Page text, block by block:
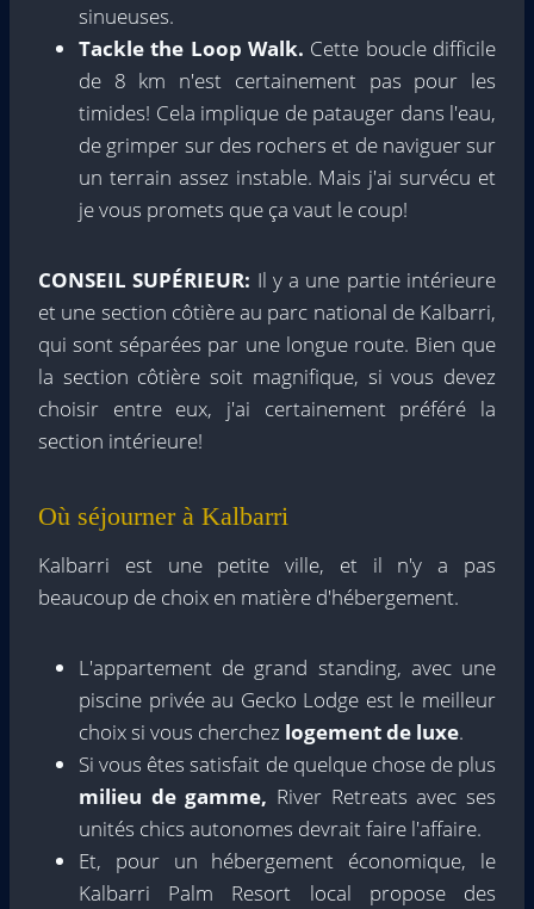
sinueuses.
Tackle the Loop Walk. Cette boucle difficile
de 8 km n'est certainement pas pour les
timides! Cela implique de patauger dans l'eau,
de grimper sur des rochers et de naviguer sur
un terrain assez instable. Mais j'ai survécu et
je vous promets que ça vaut le coup!
CONSEIL SUPÉRIEUR: Il y a une partie intérieure
et une section côtière au parc national de Kalbarri,
qui sont séparées par une longue route. Bien que
la section côtière soit magnifique, si vous devez
choisir entre eux, j'ai certainement préféré la
section intérieure!
Où séjourner à Kalbarri
Kalbarri est une petite ville, et il n'y a pas
beaucoup de choix en matière d'hébergement.
L'appartement de grand standing, avec une
piscine privée au Gecko Lodge est le meilleur
choix si vous cherchez logement de luxe.
Si vous êtes satisfait de quelque chose de plus
milieu de gamme, River Retreats avec ses
unités chics autonomes devrait faire l'affaire.
Et, pour un hébergement économique, le
Kalbarri Palm Resort local propose des